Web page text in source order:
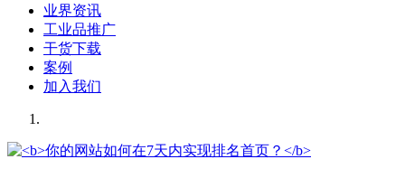
业界资讯
工业品推广
干货下载
案例
加入我们